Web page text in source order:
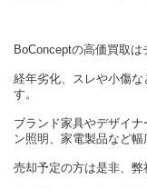
BoConceptの高価買取は
経年劣化、スレや小傷
す。
ブランド家具やデザイ
ン照明、家電製品など幅
売却予定の方は是非、弊